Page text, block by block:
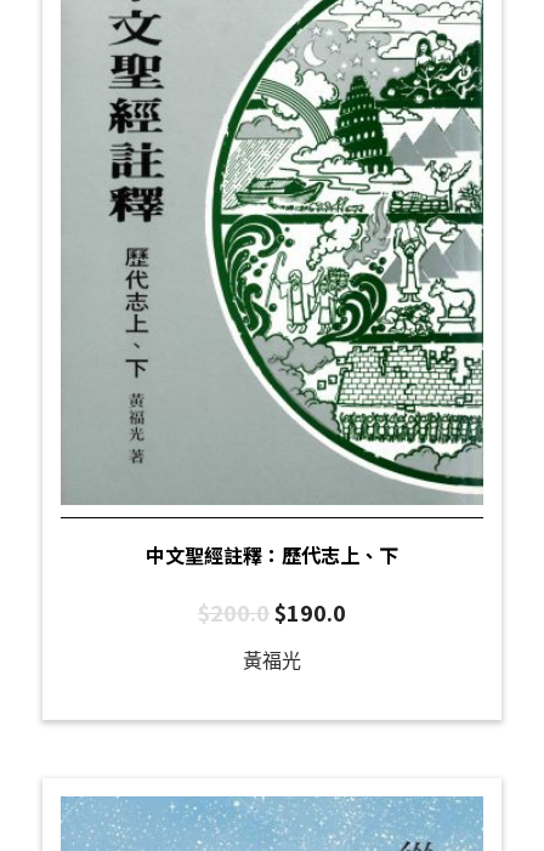
中文聖經註釋：歷代志上、下
$200.0$190.0
黃福光